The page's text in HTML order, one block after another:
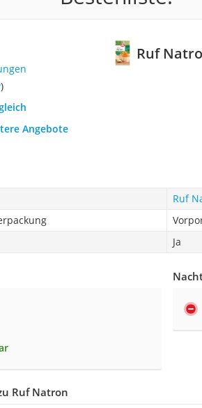
Ruf
)
Angebote
Ruf
Ja
Ruf Natron